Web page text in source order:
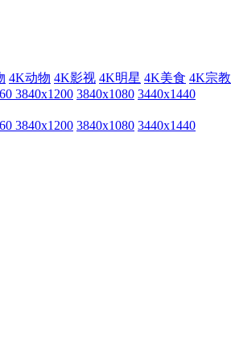
4K动物 4K影视 4K明星 4K美食 4K宗教
3840x1200 3840x1080 3440x1440
3840x1200 3840x1080 3440x1440